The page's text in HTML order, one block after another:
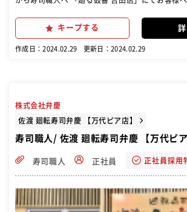
にてお客様の注文に合った寿司を握ったり、ネタ
理が主な業務です。 当社は未経験からでも寿司職
シャリ玉をつくり海苔を巻き、ネタをのせる作り
ウハウも覚えてもらいます。働くスタッフのシフ
注・管理をお任せします。 職人は魚の目利きがで
来は仕入れ担当や店長としてキャリアアップを目
キープする
作成日：2024.02.29 更新日：2024.02.29
株式会社弁慶
佐渡 廻転寿司弁慶 【万代ピア店】
寿司職人/ 佐渡 廻転寿司弁慶 【万代ピア
寿司職人 正社員 正社員採用